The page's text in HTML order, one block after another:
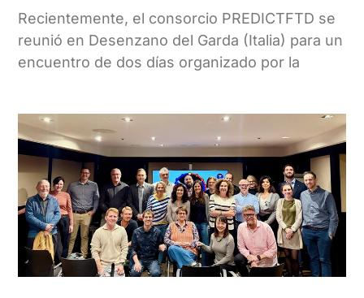
Recientemente, el consorcio PREDICTFTD se
reunió en Desenzano del Garda (Italia) para un
encuentro de dos días organizado por la